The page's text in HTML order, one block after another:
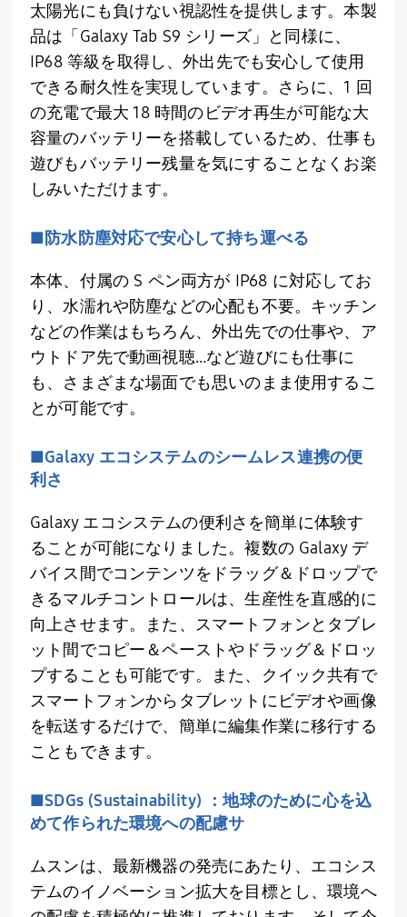
太陽光にも負けない視認性を提供します。本製
品は「Galaxy Tab S9 シリーズ」と同様に、
IP68 等級を取得し、外出先でも安心して使用
できる耐久性を実現しています。さらに、1 回
の充電で最大 18 時間のビデオ再生が可能な大
容量のバッテリーを搭載しているため、仕事も
遊びもバッテリー残量を気にすることなくお楽
しみいただけます。
■防水防塵対応で安心して持ち運べる
本体、付属の S ペン両方が IP68 に対応してお
り、水濡れや防塵などの心配も不要。キッチン
などの作業はもちろん、外出先での仕事や、ア
ウトドア先で動画視聴…など遊びにも仕事に
も、さまざまな場面でも思いのまま使用するこ
とが可能です。
■Galaxy エコシステムのシームレス連携の便
利さ
Galaxy エコシステムの便利さを簡単に体験す
ることが可能になりました。複数の Galaxy デ
バイス間でコンテンツをドラッグ＆ドロップで
きるマルチコントロールは、生産性を直感的に
向上させます。また、スマートフォンとタブレ
ット間でコピー＆ペーストやドラッグ＆ドロッ
プすることも可能です。また、クイック共有で
スマートフォンからタブレットにビデオや画像
を転送するだけで、簡単に編集作業に移行する
こともできます。
■SDGs (Sustainability) ：地球のために心を込
めて作られた環境への配慮サ
ムスンは、最新機器の発売にあたり、エコシス
テムのイノベーション拡大を目標とし、環境へ